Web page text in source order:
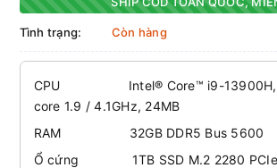
Tình trạng: Còn hàng
CPU Intel® Core™ i9-13900H,
core 1.9 / 4.1GHz, 24MB
RAM 32GB DDR5 Bus 5600
Ổ cứng 1TB SSD M.2 2280 PCIe®